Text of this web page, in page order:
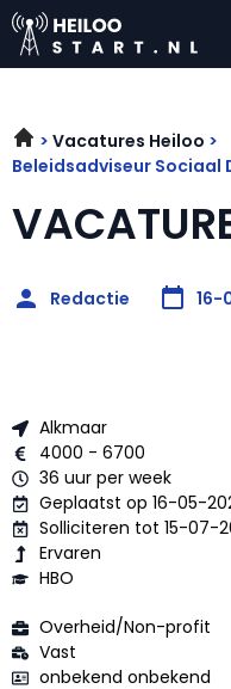
Vacatures Heiloo
Beleidsadviseur Sociaal
Redactie 16-
Alkmaar
4000 - 6700
36 uur per week
Geplaatst op 16-05-
Solliciteren tot 15-07-
Ervaren
HBO
Overheid/Non-profit
Vast
onbekend onbekend